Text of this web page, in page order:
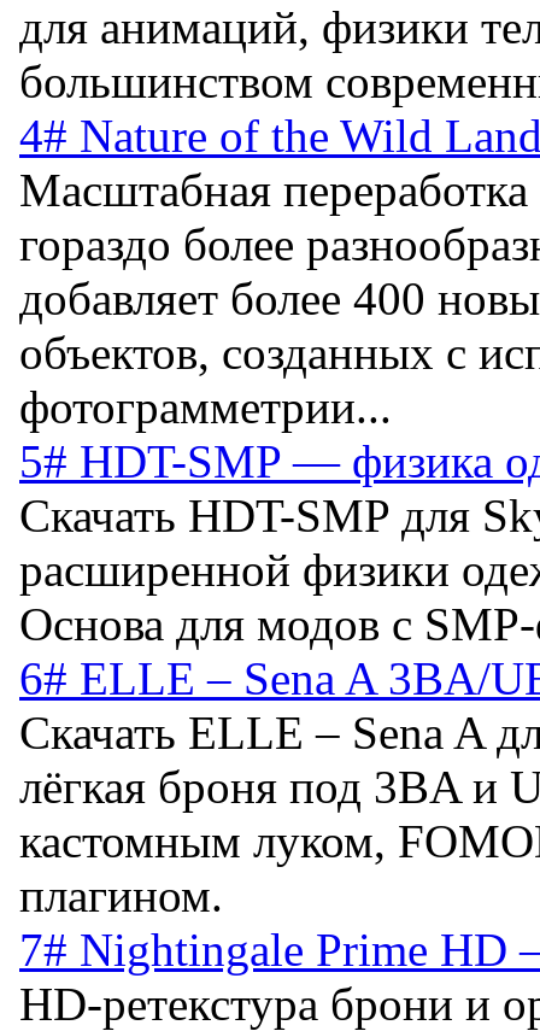
для анимаций, физики
большинством
4# Nature of the Wild
Масштабная
гораздо более
добавляет более 400
объектов, созданных с
фотограмметрии...
5# HDT-SMP — физика
Скачать HDT-SMP для
расширенной физики
Основа для модов с
6# ELLE – Sena A 3BA/
Скачать ELLE – Sena A
лёгкая броня под 3BA и
кастомным луком,
плагином.
7# Nightingale Prime HD
HD-ретекстура брони и